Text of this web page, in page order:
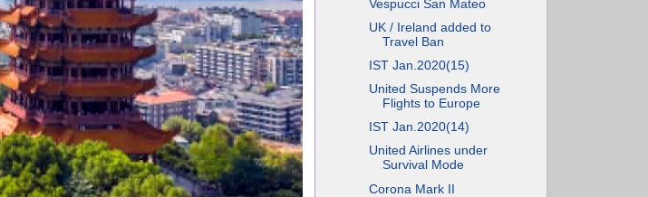
Vespucci San Mateo
UK / Ireland added to
Travel Ban
IST Jan.2020(15)
United Suspends More
Flights to Europe
IST Jan.2020(14)
United Airlines under
Survival Mode
Corona Mark II